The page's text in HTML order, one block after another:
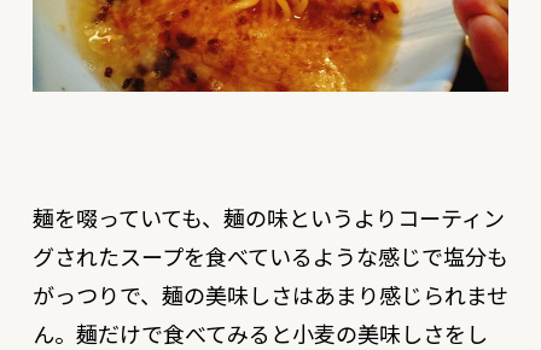
麺を啜っていても、麺の味というよりコーティン
グされたスープを食べているような感じで塩分も
がっつりで、麺の美味しさはあまり感じられませ
ん。麺だけで食べてみると小麦の美味しさをし